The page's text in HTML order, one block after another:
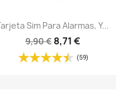
Sim Para Alarmas, Y...
9,90 € 8,71 €
(59)